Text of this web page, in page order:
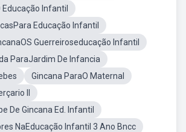
Infantil
Educação Infantil
Guerreiroseducação Infantil
ParaJardim De Infancia
Gincana ParaO Maternal
II
De Gincana Ed. Infantil
NaEducação Infantil 3 Ano Bncc